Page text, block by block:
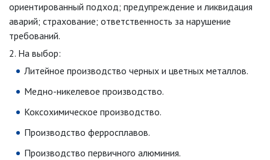
ориентированный подход; предупреждение и ликвидация
аварий; страхование; ответственность за нарушение
требований.
2. На выбор:
Литейное производство черных и цветных металлов.
Медно-никелевое производство.
Коксохимическое производство.
Производство ферросплавов.
Производство первичного алюминия.